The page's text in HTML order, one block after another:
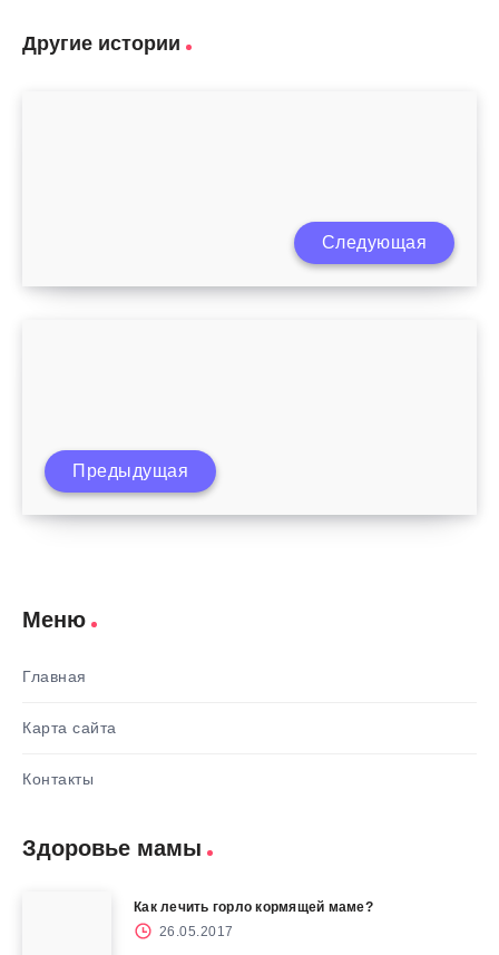
Другие истории
Когда кормящей маме можно есть все
Следующая
Что положено многодетной семье от
Предыдущая
Меню
Главная
Карта сайта
Контакты
Здоровье мамы
Как лечить горло кормящей маме?
26.05.2017